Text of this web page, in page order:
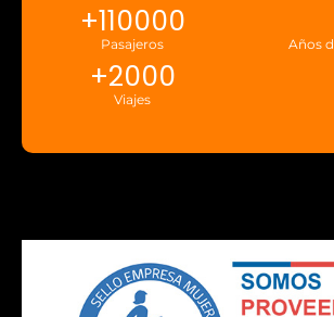
Pasajeros
+110000
Años
Viajes
+2000